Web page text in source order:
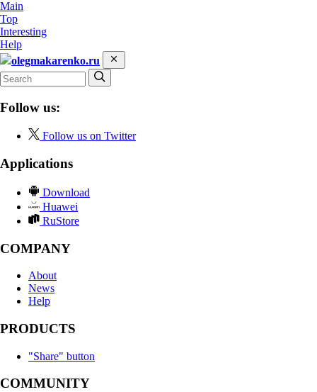
Main
Top
Interesting
Help
olegmakarenko.ru
Follow us:
Follow us on Twitter
Applications
Download
Huawei
RuStore
COMPANY
About
News
Help
PRODUCTS
"Share" button
COMMUNITY